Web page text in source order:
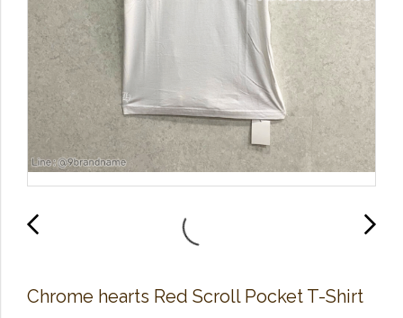
Chrome hearts Red Scroll Pocket T-Shirt